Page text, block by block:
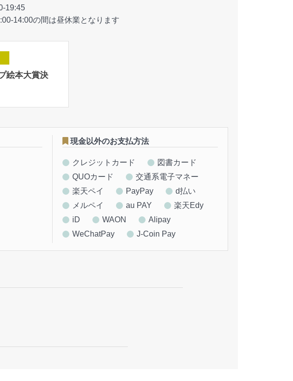
19:45
14:00の間は昼休業となります
絵本大賞決
現金以外のお支払方法
クレジットカード
図書カード
QUOカード
交通系電子マネー
楽天ペイ
PayPay
d払い
メルペイ
au PAY
楽天Edy
iD
WAON
Alipay
WeChatPay
J-Coin Pay